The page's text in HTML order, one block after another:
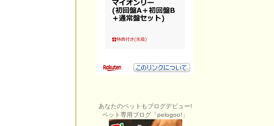
あなたのペットもブログデビュー!
ペット専用ブログ「pelogoo!」